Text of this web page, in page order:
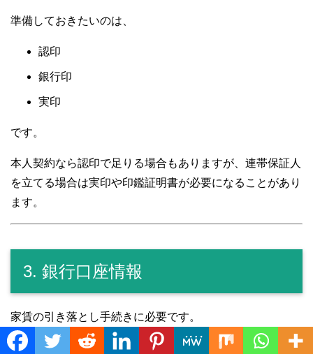
準備しておきたいのは、
認印
銀行印
実印
です。
本人契約なら認印で足りる場合もありますが、連帯保証人
を立てる場合は実印や印鑑証明書が必要になることがあり
ます。
3. 銀行口座情報
家賃の引き落とし手続きに必要です。
準備するものは、 Translate »